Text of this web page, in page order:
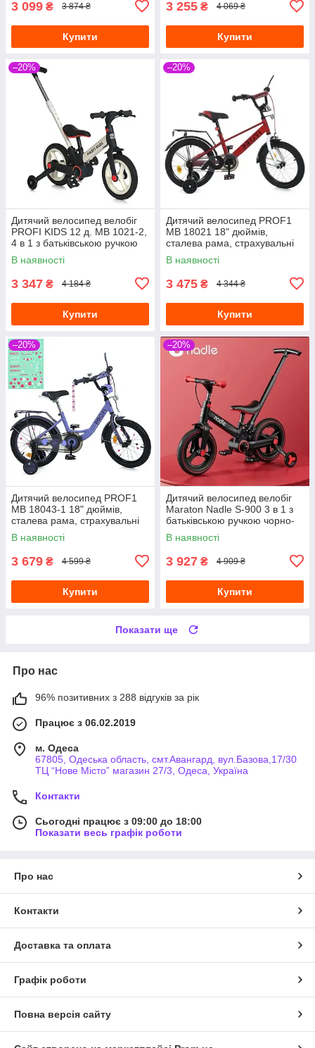
3 099 ₴ 3 874 ₴
Купити
3 255 ₴ 4 069 ₴
Купити
–20%
Дитячий велосипед велобіг
PROFI KIDS 12 д. MB 1021-2,
4 в 1 з батьківською ручкою
білий
В наявності
3 347 ₴ 4 184 ₴
Купити
–20%
Дитячий велосипед PROF1
MB 18021 18" дюймів,
сталева рама, страхувальні
колеса, багажник із
затискачем, червоний
В наявності
3 475 ₴ 4 344 ₴
Купити
–20%
Дитячий велосипед PROF1
MB 18043-1 18" дюймів,
сталева рама, страхувальні
колеса, багажник із
затискачем, фіолетовий
В наявності
3 679 ₴ 4 599 ₴
Купити
–20%
Дитячий велосипед велобіг
Maraton Nadle S-900 3 в 1 з
батьківською ручкою чорно-
червоний
В наявності
3 927 ₴ 4 909 ₴
Купити
Показати ще
Про нас
96% позитивних з 288 відгуків за рік
Працює з 06.02.2019
м. Одеса
67805, Одеська область, смт.Авангард, вул.Базова,17/30
ТЦ “Нове Місто” магазин 27/3, Одеса, Україна
Контакти
Сьогодні працює з 09:00 до 18:00
Показати весь графік роботи
Про нас
Контакти
Доставка та оплата
Графік роботи
Повна версія сайту